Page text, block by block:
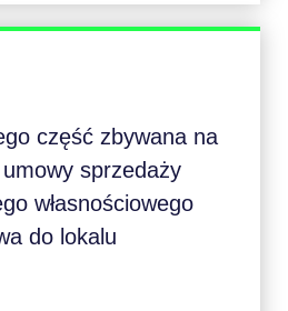
część zbywana na
sprzedaży
własnościowego
do lokalu